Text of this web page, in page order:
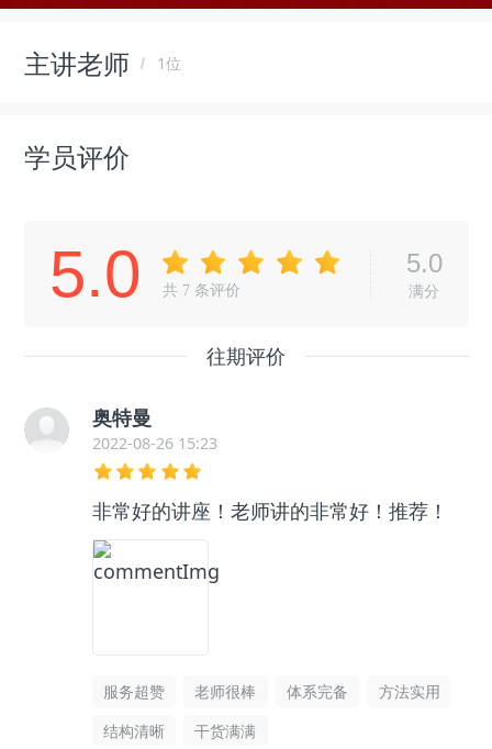
主讲老师 1位
学员评价
5.0 共 7 条评价
5.0
满分
往期评价
奥特曼
2022-08-26 15:23
非常好的讲座！老师讲的非常好！推荐！
服务超赞 老师很棒 体系完备
方法实用
结构清晰
干货满满